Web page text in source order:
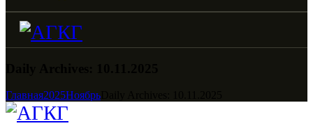
Главная2025Ноябрь